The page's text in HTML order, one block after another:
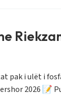
i ulët i
2026 📝